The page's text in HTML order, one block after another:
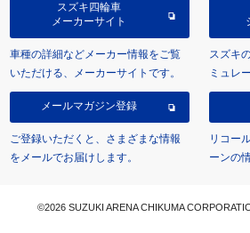
スズキ四輪車
メーカーサイト
車種の詳細などメーカー情報をご覧
いただける、メーカーサイトです。
スズキ
ミュレ
メールマガジン登録
ご登録いただくと、さまざまな情報
をメールでお届けします。
リコー
ーンの
©2026 SUZUKI ARENA CHIKUMA